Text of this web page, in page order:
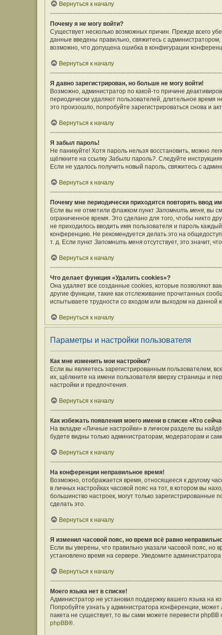
Вернуться к началу
Почему я не могу войти?
Существует несколько возможных причин. Прежде всего
данные введены правильно, свяжитесь с
возможно, что допущена ошибка в конфигурации
Вернуться к началу
Я давно зарегистрирован, но больше не могу войти!
Возможно, администратор по какой-то причине
периодически удаляют пользователей, длительное
это произошло, попробуйте зарегистрироваться снова и
Вернуться к началу
Я забыл пароль!
Не паникуйте! Хотя пароль нельзя восстановить, можно
щёлкните на ссылку Забыли пароль?. Следуйте
Если не удалось получить новый пароль, свяжитесь с
Вернуться к началу
Почему мне периодически приходится повторять ввод
Если вы не отметили флажком пункт Запомнить меня, вы
ограниченное время. Это сделано для того, чтобы никто
не приходилось вводить имя пользователя и пароль
конференцию. Не рекомендуется делать это на
т. д. Если пункт Запомнить меня отсутствует, это значит,
Вернуться к началу
Что делает функция «Удалить cookies»?
Она удаляет все созданные cookies, которые позволяют
другие функции, такие как отслеживание прочитанных
испытываете трудности со входом или выходом на
Вернуться к началу
Параметры и настройки пользователя
Как мне изменить мои настройки?
Если вы являетесь зарегистрированным пользователем,
их, щёлкните на имени пользователя вверху страницы и
настройки и предпочтения.
Вернуться к началу
Как избежать появления моего имени в списке «Кто
На вкладке «Личные настройки» в личном разделе вы
будете видны только администраторам, модераторам и
Вернуться к началу
На конференции неправильное время!
Возможно, отображается время, относящееся к другому
в личных настройках часовой пояс на тот, в котором вы
большинство настроек, могут только
сделать это.
Вернуться к началу
Я изменил часовой пояс, но время всё равно
Если вы уверены, что правильно указали часовой пояс,
установлено время на сервере. Уведомите
Вернуться к началу
Моего языка нет в списке!
Администратор не установил поддержку вашего языка на
Попробуйте узнать у администратора конференции, может
пакета не существует, то вы сами можете перевести
phpBB®.